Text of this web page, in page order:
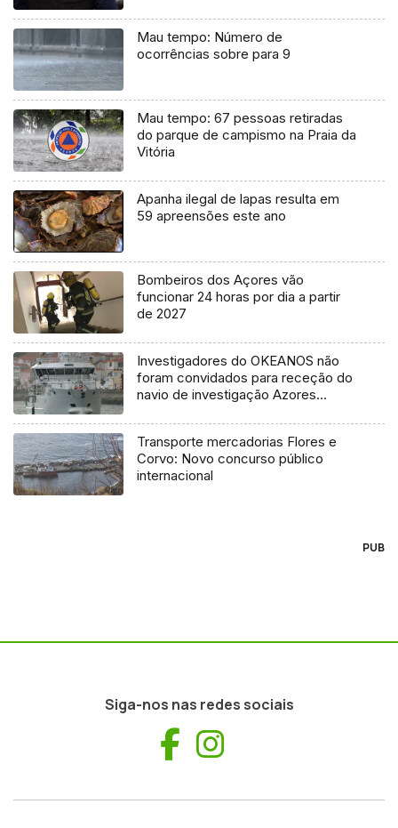
Mau tempo: Número de
ocorrências sobre para 9
Mau tempo: 67 pessoas retiradas
do parque de campismo na Praia da
Vitória
Apanha ilegal de lapas resulta em
59 apreensões este ano
Bombeiros dos Açores vão
funcionar 24 horas por dia a partir
de 2027
Investigadores do OKEANOS não
foram convidados para receção do
navio de investigação Azores
Transporte mercadorias Flores e
Corvo: Novo concurso público
internacional
PUB
Siga-nos nas redes sociais
Facebook